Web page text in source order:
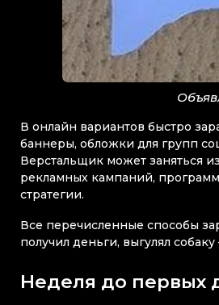
В онлайн вариантов быстро
баннеры, обложки для групп
Верстальщик может заняться
рекламных кампаний,
стратегии.
Все перечисленные способы
получил деньги, выгулял
Неделя до первых